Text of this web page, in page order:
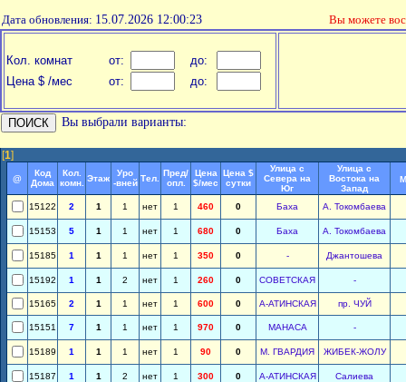
Дата обновления: 15.07.2026 12:00:23 Вы можете
Кол. комнат от:
до:
Цена $ /мес
от: до:
Вы выбрали варианты:
[1]
@
Код
Дома
Кол.
комн. Этаж
Уро
-вней Тел.
Пред/
опл.
Цена
$/мес
Цена $
сутки
Улица с
Севера на
Юг
Улица с
Востока на
Запад
15122 2 1 1 нет 1 460 0 Баха А. Токомбаева
15153 5 1 1 нет 1 680 0 Баха А. Токомбаева
15185 1 1 1 нет 1 350 0 - Джантошева
15192 1 1 2 нет 1 260 0 СОВЕТСКАЯ -
15165 2 1 1 нет 1 600 0 А-АТИНСКАЯ пр. ЧУЙ
15151 7 1 1 нет 1 970 0 МАНАСА -
15189 1 1 1 нет 1 90 0 М. ГВАРДИЯ ЖИБЕК-ЖОЛУ
15187 1 1 2 нет 1 300 0 А-АТИНСКАЯ Салиева